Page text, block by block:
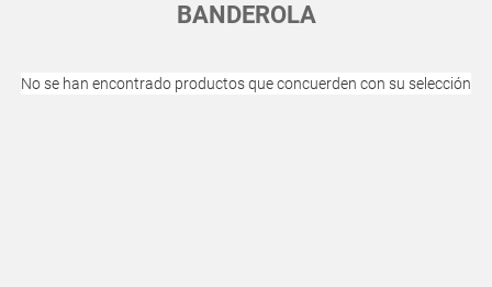
BANDEROLA
No se han encontrado productos que concuerden con su selección